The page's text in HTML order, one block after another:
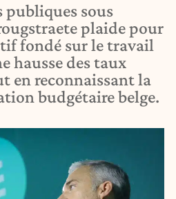
publiques sous
plaide pour
fondé sur le travail
hausse des taux
en reconnaissant la
budgétaire belge.